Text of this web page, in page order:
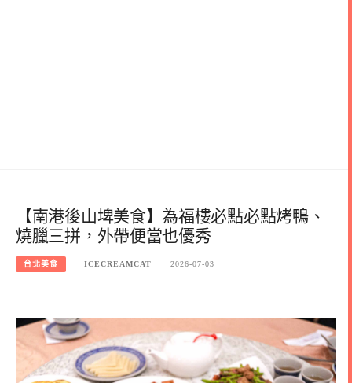
【南港後山埤美食】為福樓必點必點烤鴨、
燒臘三拼，外帶便當也優秀
台北美食 ICECREAMCAT 2026-07-03